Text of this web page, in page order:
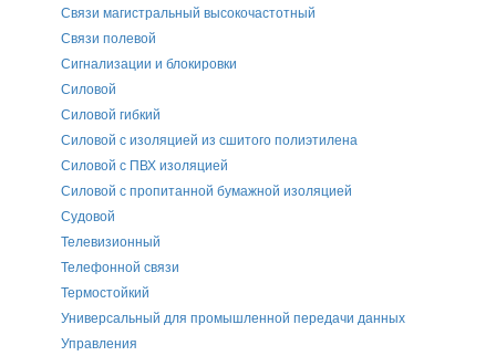
Связи магистральный высокочастотный
Связи полевой
Сигнализации и блокировки
Силовой
Силовой гибкий
Силовой с изоляцией из сшитого полиэтилена
Силовой с ПВХ изоляцией
Силовой с пропитанной бумажной изоляцией
Судовой
Телевизионный
Телефонной связи
Термостойкий
Универсальный для промышленной передачи данных
Управления